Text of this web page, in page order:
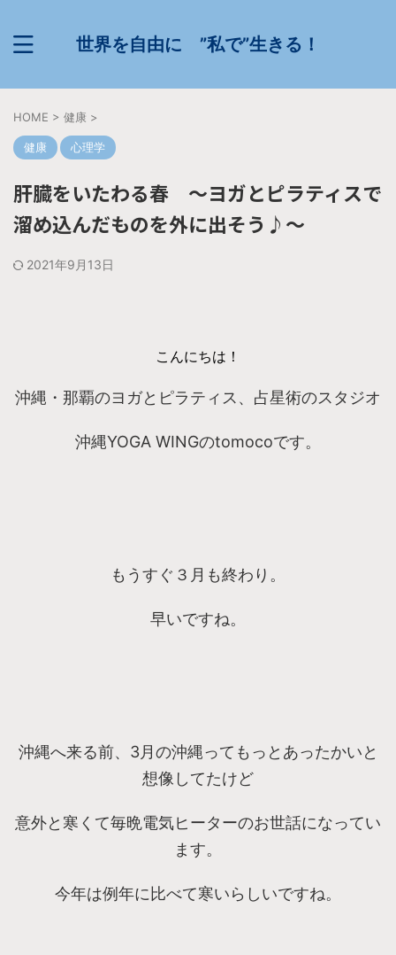
世界を自由に ”私で”生きる！
HOME > 健康 >
健康 心理学
肝臓をいたわる春 〜ヨガとピラティスで
溜め込んだものを外に出そう♪〜
2021年9月13日
こんにちは！
沖縄・那覇のヨガとピラティス、占星術のスタジオ
沖縄YOGA WINGのtomocoです。
もうすぐ３月も終わり。
早いですね。
沖縄へ来る前、3月の沖縄ってもっとあったかいと
想像してたけど
意外と寒くて毎晩電気ヒーターのお世話になってい
ます。
今年は例年に比べて寒いらしいですね。